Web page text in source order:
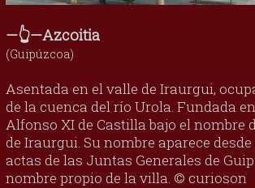
—👆—Azcoitia
(Guipúzcoa)
Asentada en el valle de Iraurgui,
de la cuenca del río Urola. Fundada
Alfonso XI de Castilla bajo el nombre
de Iraurgui. Su nombre aparece desde
actas de las Juntas Generales de
nombre propio de la villa. © curioson